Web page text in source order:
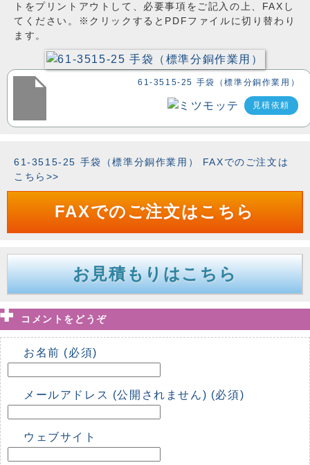
トをプリントアウトして、必要事項をご記入の上、FAXし
てください。※クリックするとPDFファイルに切り替わり
ます。
61-3515-25 手袋（標準分銅作業用）
見積依頼
61-3515-25 手袋（標準分銅作業用） FAXでのご注文は
こちら>>
FAXでのご注文はこちら
お見積もりはこちら
コメントをどうぞ
お名前 (必須)
メールアドレス (公開されません) (必須)
ウェブサイト